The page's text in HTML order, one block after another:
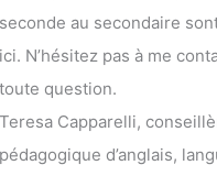
seconde au secondaire
ici. N’hésitez pas à me
toute question.
Teresa Capparelli,
pédagogique d’anglais,